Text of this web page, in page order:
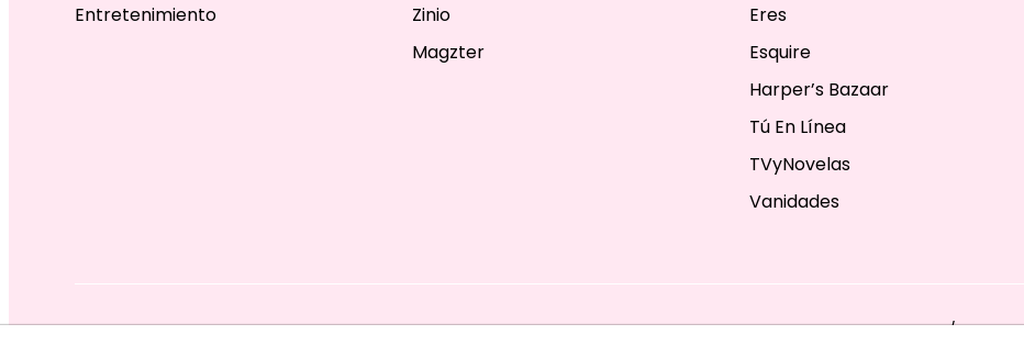
Entretenimiento
Zinio
Magzter
Eres
Esquire
Harper’s Bazaar
Tú En Línea
TVyNovelas
Vanidades
EDITORIAL TELEVISA S.A. DE C.V. TODOS LOS DERECHOS RESERVADOS. TBG - EDITORIAL TELEVISA - LIFESTYLES - BEAUTY / FASHION